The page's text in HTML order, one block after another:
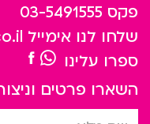
פקס 03-5491555
שלחו לנו אימייל
ספרו עלינו
השארו פרטים